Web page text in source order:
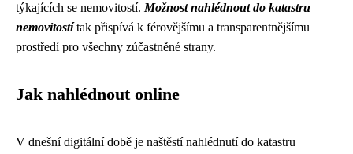
týkajících se nemovitostí. Možnost nahlédnout do katastru
nemovitostítak přispívá k férovějšímu a transparentnějšímu
prostředí pro všechny zúčastněné strany.
Jak nahlédnout online
V dnešní digitální době je naštěstí nahlédnutí do katastru